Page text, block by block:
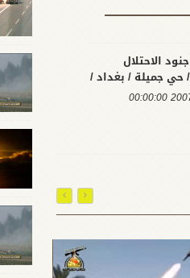
الاحتلال
حي جميلة / بغداد /
2007-